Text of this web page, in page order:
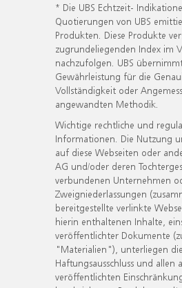
* Die UBS Echtzeit-
Quotierungen von UBS
Produkten. Diese Produkte
zugrundeliegenden Index im
nachzufolgen. UBS
Gewährleistung für die
Vollständigkeit oder
angewandten Methodik.
Wichtige rechtliche und
Informationen. Die Nutzung
auf diese Webseiten oder
AG und/oder deren
verbundenen Unternehmen
Zweigniederlassungen
bereitgestellte verlinkte
hierin enthaltenen Inhalte,
veröffentlichter Dokumente
"Materialien"), unterliegen
Haftungsausschluss und allen
veröffentlichten